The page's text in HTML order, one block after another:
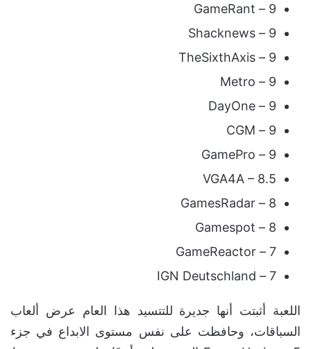
9 – GameRant
9 – Shacknews
9 – TheSixthAxis
9 – Metro
9 – DayOne
9 – CGM
9 – GamePro
VGA4A – 8.5
8 – GamesRadar
8 – Gamespot
7 – GameReactor
7 – IGN Deutschland
اللعبة أثبتت أنها جديرة للتتسيد هذا العام عرض ألعاب
السباقات، وحافظت على نفس مستوى الابداع في جزء